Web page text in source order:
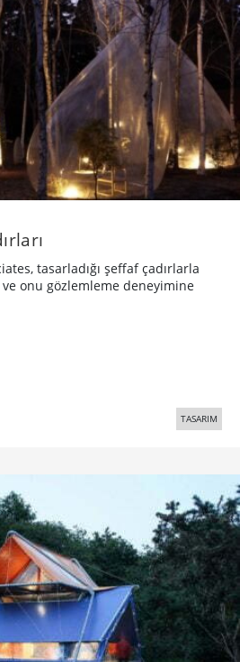
tasarladığı şeffaf çadırlarla
onu gözlemleme deneyimine
TASARIM